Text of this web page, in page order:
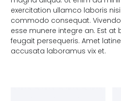
exercitation ullamco laboris
commodo consequat. Vivendo
esse munere integre an. Est at
feugait persequeris. Amet
accusata laboramus vix et.